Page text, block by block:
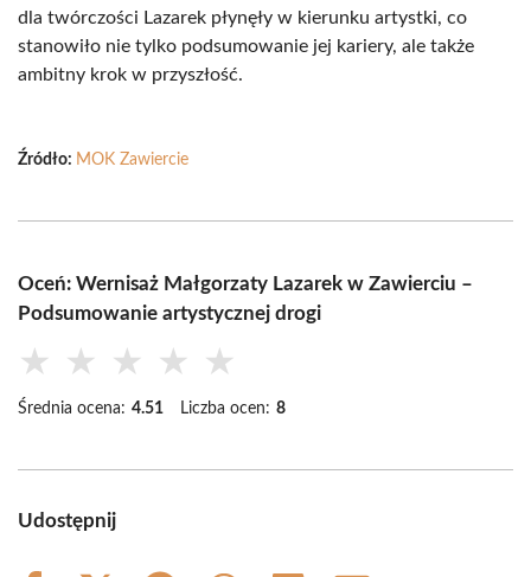
dla twórczości Lazarek płynęły w kierunku artystki, co
stanowiło nie tylko podsumowanie jej kariery, ale także
ambitny krok w przyszłość.
Źródło: MOK Zawiercie
Oceń: Wernisaż Małgorzaty Lazarek w Zawierciu –
Podsumowanie artystycznej drogi
★ ★ ★ ★ ★
Średnia ocena: 4.51 Liczba ocen: 8
Udostępnij